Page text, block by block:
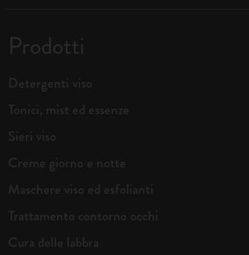
Prodotti
Detergenti viso
Tonici, mist ed essenze
Sieri viso
Creme giorno e notte
Maschere viso ed esfolianti
Trattamento contorno occhi
Cura delle labbra